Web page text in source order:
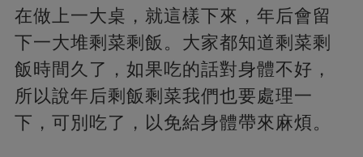
在做上一大桌，就這樣下來，年后會留
下一大堆剩菜剩飯。大家都知道剩菜剩
飯時間久了，如果吃的話對身體不好，
所以說年后剩飯剩菜我們也要處理一
下，可別吃了，以免給身體帶來麻煩。